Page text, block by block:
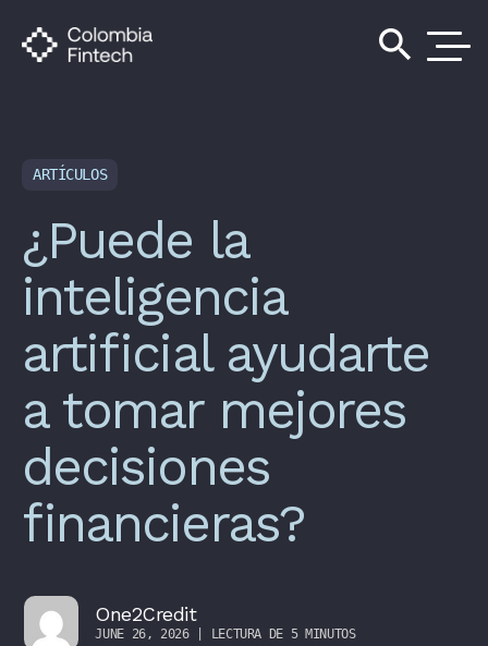
search
ARTÍCULOS
¿Puede la
inteligencia
artificial ayudarte
a tomar mejores
decisiones
financieras?
One2Credit
JUNE 26, 2026 | LECTURA DE 5 MINUTOS